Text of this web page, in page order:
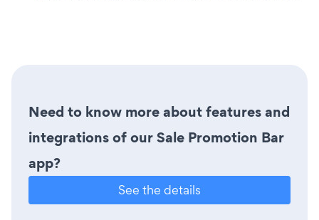
Need to know more about features and
integrations of our Sale Promotion Bar
app?
See the details